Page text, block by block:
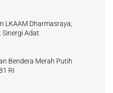
LKAAM Dharmasraya,
Sinergi Adat
Bendera Merah Putih
RI